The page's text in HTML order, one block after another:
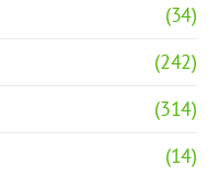
(34)
(242)
(314)
(14)